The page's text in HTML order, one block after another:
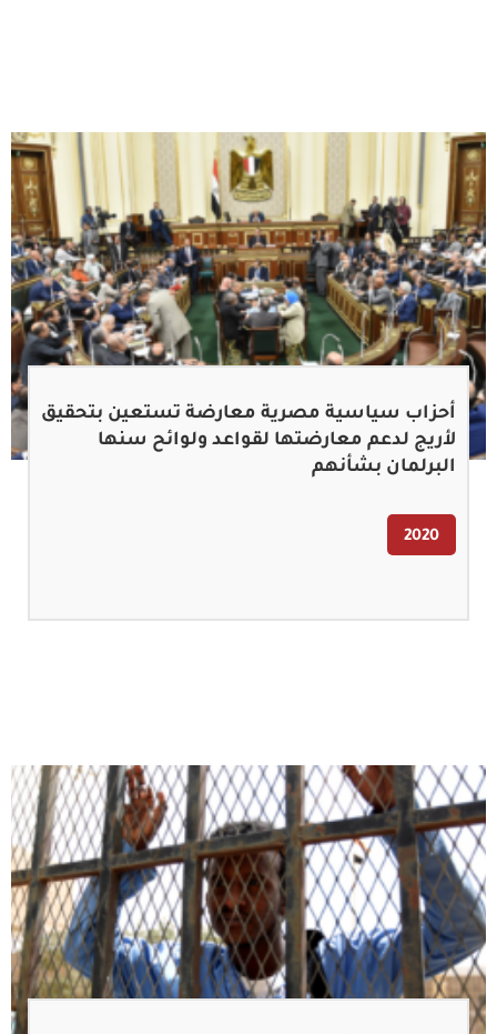
أحزاب سياسية مصرية معارضة تستعين بتحقيق
لأريج لدعم معارضتها لقواعد ولوائح سنها
البرلمان بشأنهم
2020